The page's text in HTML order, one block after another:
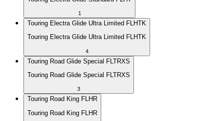
1
Touring Electra Glide Ultra Limited FLHTK
Touring Electra Glide Ultra Limited FLHTK
4
Touring Road Glide Special FLTRXS
Touring Road Glide Special FLTRXS
3
Touring Road King FLHR
Touring Road King FLHR